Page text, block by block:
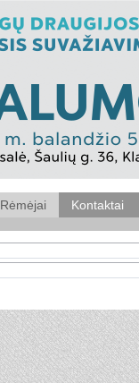
Rėmėjai Kontaktai